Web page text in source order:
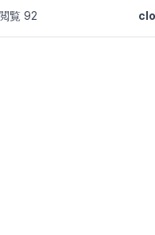
閲覧 92